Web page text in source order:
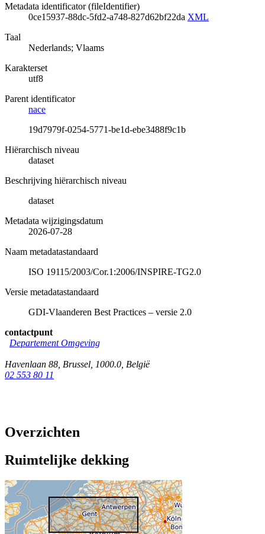
Metadata identificator (fileIdentifier)
0ce15937-88dc-5fd2-a748-827d62bf22da XML
Taal
Nederlands; Vlaams
Karakterset
utf8
Parent identificator
nace
19d7979f-0254-5771-be1d-ebe3488f9c1b
Hiërarchisch niveau
dataset
Beschrijving hiërarchisch niveau
dataset
Metadata wijzigingsdatum
2026-07-28
Naam metadatastandaard
ISO 19115/2003/Cor.1:2006/INSPIRE-TG2.0
Versie metadatastandaard
GDI-Vlaanderen Best Practices – versie 2.0
contactpunt
Departement Omgeving
Havenlaan 88 Brussel 1000.0 België
02 553 80 11
Overzichten
Ruimtelijke dekking